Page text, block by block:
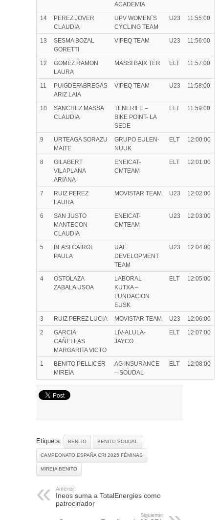
ACADEMIA
14
PEREZ JOVER
CLAUDIA
UPV WOMEN´S
CYCLING TEAM
U23 11:55:00
13
SESMA BOZAL
GORETTI
VIPEQ TEAM U23 11:56:00
12
GOMEZ RAMON
LAURA
MASSI BAIX TER ELT 11:57:00
11
PUIGDEFABREGAS
ARIZ LAIA
VIPEQ TEAM U23 11:58:00
10
SANCHEZ MASSA
CLAUDIA
TENERIFE –
BIKE POINT- LA
SEDE
ELT 11:59:00
9
URTEAGA SORAZU
MAITE
GRUPO EULEN-
NUUK
ELT 12:00:00
8
GILABERT
VILAPLANA
ARIANA
ENEICAT-
CMTEAM
ELT 12:01:00
7
RUIZ PEREZ
LAURA
MOVISTAR TEAM U23 12:02:00
6
SAN JUSTO
MANTECON
CLAUDIA
ENEICAT-
CMTEAM
U23 12:03:00
5
BLASI CAIROL
PAULA
UAE
DEVELOPMENT
TEAM
U23 12:04:00
4
OSTOLAZA
ZABALA USOA
LABORAL
KUTXA –
FUNDACION
EUSK
ELT 12:05:00
3 RUIZ PEREZ LUCIA MOVISTAR TEAM U23
12:06:00
2
GARCIA
CAÑELLAS
MARGARITA VICTO
LIV-ALULA-
JAYCO
ELT 12:07:00
1
BENITO PELLICER
MIREIA
AG INSURANCE
– SOUDAL
ELT 12:08:00
Etiqueta: BENITO BENITO SOUDAL
CAMPEONATO ESPAÑA CRI 2025 FÉMINAS
MIREIA BENITO
Anterior:
Ineos suma a TotalEnergies como
patrocinador
Siguiente: